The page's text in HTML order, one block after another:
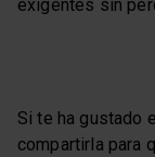
exigentes sin
Si te ha gustado
compartirla para